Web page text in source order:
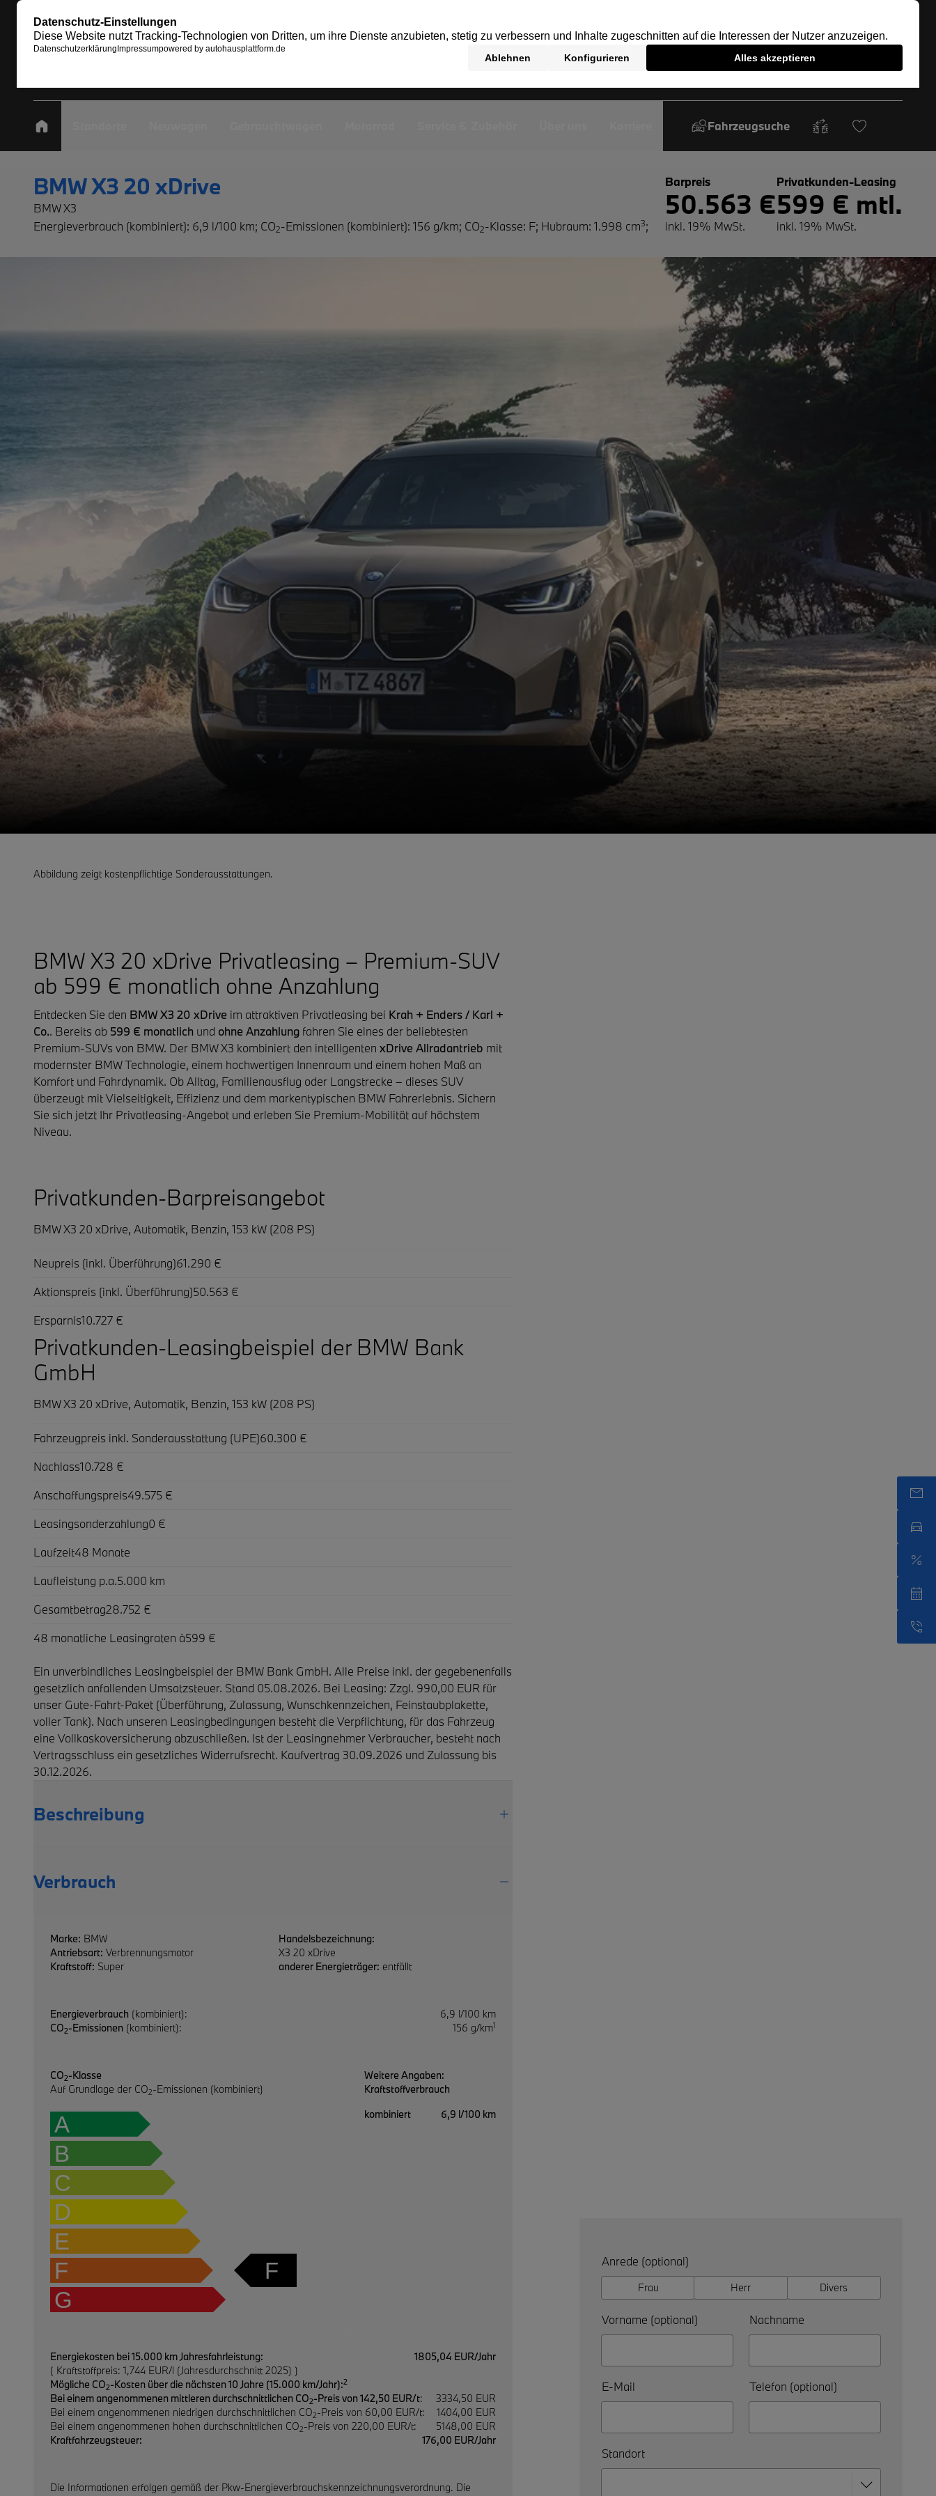
Fahrzeugsuche
BMW X3 20 xDrive
BMW X3
Energieverbrauch (kombiniert): 6,9 l/100 km; CO2-Emissionen (kombiniert): 156 g/km; CO2-Klasse: F; Hubraum: 1.998 cm3;
Barpreis
50.563 €
inkl. 19% MwSt.
Privatkunden-Leasing
599 € mtl.
inkl. 19% MwSt.
Abbildung zeigt kostenpflichtige Sonderausstattungen.
BMW X3 20 xDrive Privatleasing – Premium-SUV
ab 599 € monatlich ohne Anzahlung
Entdecken Sie den BMW X3 20 xDrive im attraktiven Privatleasing bei Krah + Enders / Karl +
Co.. Bereits ab 599 € monatlich und ohne Anzahlung fahren Sie eines der beliebtesten
Premium-SUVs von BMW. Der BMW X3 kombiniert den intelligenten xDrive Allradantrieb mit
modernster BMW Technologie, einem hochwertigen Innenraum und einem hohen Maß an
Komfort und Fahrdynamik. Ob Alltag, Familienausflug oder Langstrecke – dieses SUV
überzeugt mit Vielseitigkeit, Effizienz und dem markentypischen BMW Fahrerlebnis. Sichern
Sie sich jetzt Ihr Privatleasing-Angebot und erleben Sie Premium-Mobilität auf höchstem
Niveau.
Privatkunden-Barpreisangebot
BMW X3 20 xDrive, Automatik, Benzin, 153 kW (208 PS)
Neupreis (inkl. Überführung)61.290 €
Aktionspreis (inkl. Überführung)50.563 €
Ersparnis10.727 €
Privatkunden-Leasingbeispiel der BMW Bank
GmbH
BMW X3 20 xDrive, Automatik, Benzin, 153 kW (208 PS)
Fahrzeugpreis inkl. Sonderausstattung (UPE)60.300 €
Nachlass10.728 €
Anschaffungspreis49.575 €
Leasingsonderzahlung0 €
Laufzeit48 Monate
Laufleistung p.a.5.000 km
Gesamtbetrag28.752 €
48 monatliche Leasingraten à599 €
Ein unverbindliches Leasingbeispiel der BMW Bank GmbH. Alle Preise inkl. der gegebenenfalls
gesetzlich anfallenden Umsatzsteuer. Stand 05.08.2026. Bei Leasing: Zzgl. 990,00 EUR für
unser Gute-Fahrt-Paket (Überführung, Zulassung, Wunschkennzeichen, Feinstaubplakette,
voller Tank). Nach unseren Leasingbedingungen besteht die Verpflichtung, für das Fahrzeug
eine Vollkaskoversicherung abzuschließen. Ist der Leasingnehmer Ver­brau­cher, be­steht nach
Ver­trags­schluss ein ge­setz­liches Wider­rufs­recht. Kaufvertrag 30.09.2026 und Zulassung bis
30.12.2026.
Beschreibung
Verbrauch
Marke: BMW
Antriebsart: Verbrennungsmotor
Kraftstoff: Super
Handelsbezeichnung:
X3 20 xDrive
anderer Energieträger: entfällt
Energieverbrauch (kombiniert):
6,9 l/100 km
CO2-Emissionen (kombiniert): 156 g/km1
CO2-Klasse
Auf Grundlage der CO2-Emissionen (kombiniert)
A
B
C
D
E
F
G
F
Weitere Angaben:
Kraftstoffverbrauch
kombiniert
6,9 l/100 km
Energiekosten bei 15.000 km Jahresfahrleistung:
1805,04 EUR/Jahr
( Kraftstoffpreis: 1,744 EUR/l (Jahresdurchschnitt 2025) )
Mögliche CO2-Kosten über die nächsten 10 Jahre (15.000 km/Jahr):2
Bei einem angenommenen mittleren durchschnittlichen CO2-Preis von 142,50 EUR/t:
3334,50 EUR
Bei einem angenommenen niedrigen durchschnittlichen CO2-Preis von 60,00 EUR/t:
1404,00 EUR
Bei einem angenommenen hohen durchschnittlichen CO2-Preis von 220,00 EUR/t:
5148,00 EUR
Kraftfahrzeugsteuer:
176,00 EUR/Jahr
Die Informationen erfolgen gemäß der Pkw-Energieverbrauchskennzeichnungsverordnung. Die
Anrede (optional)
Frau Herr Divers
Vorname (optional) Nachname
E-Mail Telefon (optional)
Standort